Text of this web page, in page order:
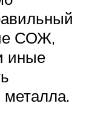
СОЖ,
иные
металла.